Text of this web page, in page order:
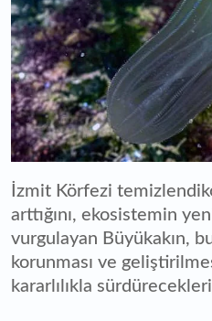
İzmit Körfezi
arttığını, ekosistemin
vurgulayan Büyükakın,
korunması ve
kararlılıkla